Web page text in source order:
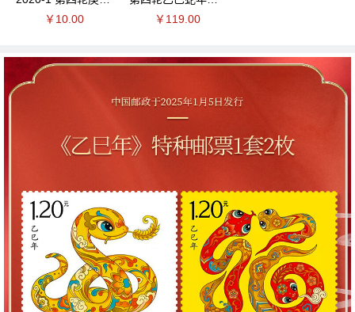
￥10.00
￥119.00